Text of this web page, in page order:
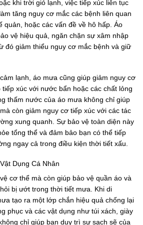
khi trời gió lạnh, việc tiếp xúc liên tục
tăng nguy cơ mắc các bệnh liên quan
quản, hoặc các vấn đề về hô hấp. Áo
vệ hiệu quả, ngăn chặn sự xâm nhập
đó giảm thiểu nguy cơ mắc bệnh và giữ
lạnh, áo mưa cũng giúp giảm nguy cơ
tiếp xúc với nước bẩn hoặc các chất lỏng
thấm nước của áo mưa không chỉ giúp
còn giảm nguy cơ tiếp xúc với các tác
xung quanh. Sự bảo vệ toàn diện này
tổng thể và đảm bảo bạn có thể tiếp
ngay cả trong điều kiện thời tiết xấu.
Dụng Cá Nhân
cơ thể mà còn giúp bảo vệ quần áo và
bị ướt trong thời tiết mưa. Khi di
tạo ra một lớp chắn hiệu quả chống lại
phục và các vật dụng như túi xách, giày
chỉ giúp bạn duy trì sự sạch sẽ của